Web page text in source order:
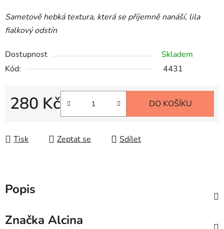
Sametově hebká textura, která se příjemně nanáší, lila
fialkový odstín
Dostupnost
Skladem
Kód:
4431
280 Kč DO KOŠÍKU
Tisk Zeptat se Sdílet
Popis
Značka Alcina